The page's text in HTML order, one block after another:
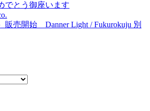
でとう御座います
販売開始 Danner Light / Fukurokuju 別